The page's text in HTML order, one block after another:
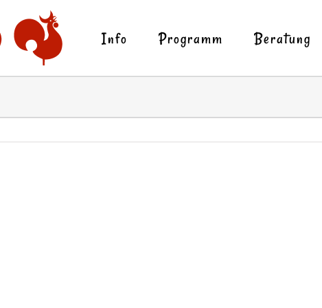
Info Programm Beratung